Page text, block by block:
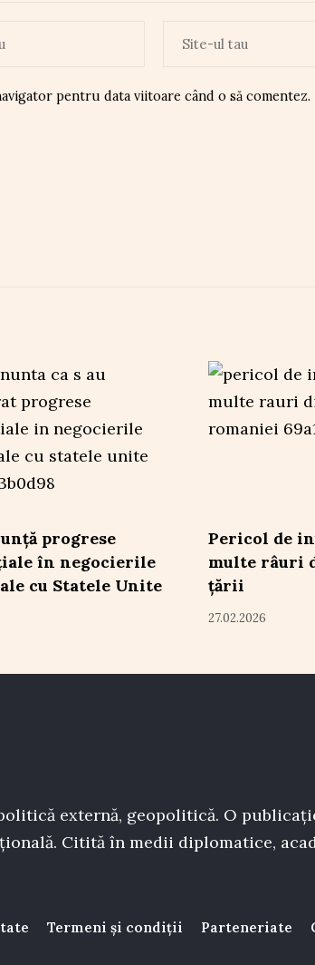
pentru data viitoare când o să comentez.
progrese
în negocierile
cu Statele Unite
Pericol de
multe râuri
țării
27.02.2026
externă, geopolitică. O
Citită în medii diplomatice,
Termeni și condiții Parteneriate